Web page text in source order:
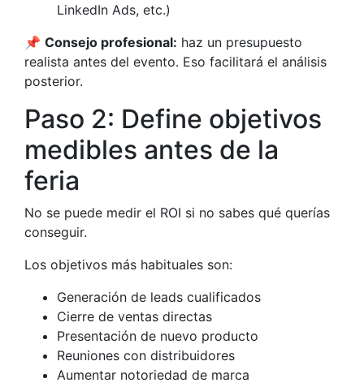
LinkedIn Ads, etc.)
📌 Consejo profesional: haz un presupuesto
realista antes del evento. Eso facilitará el análisis
posterior.
Paso 2: Define objetivos
medibles antes de la
feria
No se puede medir el ROI si no sabes qué querías
conseguir.
Los objetivos más habituales son:
Generación de leads cualificados
Cierre de ventas directas
Presentación de nuevo producto
Reuniones con distribuidores
Aumentar notoriedad de marca